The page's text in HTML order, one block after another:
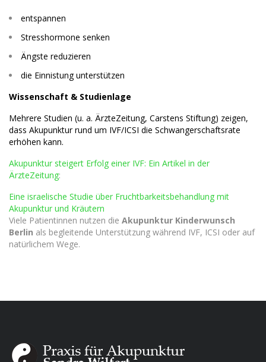
entspannen
Stresshormone senken
Ängste reduzieren
die Einnistung unterstützen
Wissenschaft & Studienlage
Mehrere Studien (u. a. ÄrzteZeitung, Carstens Stiftung) zeigen,
dass Akupunktur rund um IVF/ICSI die Schwangerschaftsrate
erhöhen kann.
Akupunktur steigert Erfolg einer IVF: Ein Artikel in der
ÄrzteZeitung:
Eine israelische Studie über Fruchtbarkeitsbehandlung mit
Akupunktur und Kräutern
Viele Patientinnen nutzen die Akupunktur Kinderwunsch
Berlin als begleitende Unterstützung während IVF, ICSI oder auf
natürlichem Wege.